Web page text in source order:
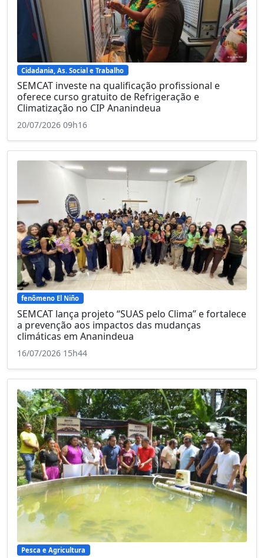
Cidadania, As. Social e Trabalho
SEMCAT investe na qualificação profissional e
oferece curso gratuito de Refrigeração e
Climatização no CIP Ananindeua
20/07/2026 09h16
fenômeno El Niño
SEMCAT lança projeto “SUAS pelo Clima” e fortalece
a prevenção aos impactos das mudanças
climáticas em Ananindeua
16/07/2026 15h44
Pesca e Agricultura